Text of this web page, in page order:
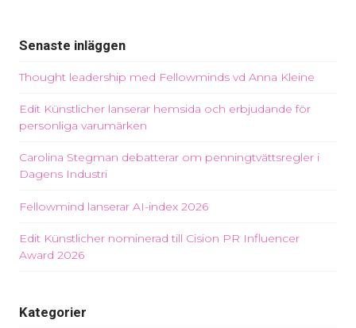
Senaste inläggen
Thought leadership med Fellowminds vd Anna Kleine
Edit Künstlicher lanserar hemsida och erbjudande för
personliga varumärken
Carolina Stegman debatterar om penningtvättsregler i
Dagens Industri
Fellowmind lanserar AI-index 2026
Edit Künstlicher nominerad till Cision PR Influencer
Award 2026
Kategorier